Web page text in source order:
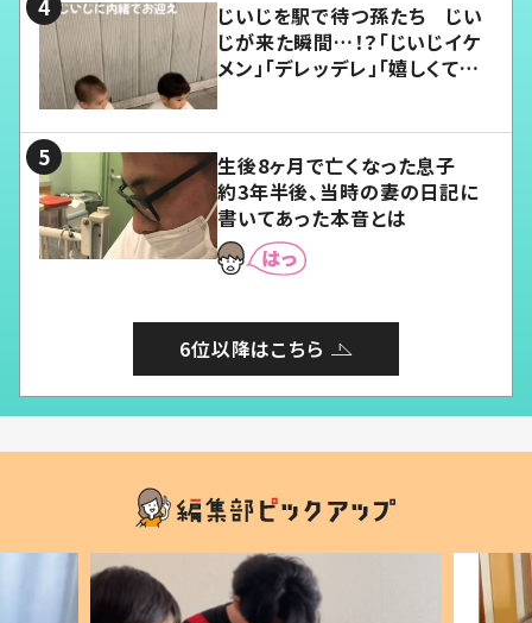
じいじを駅で待つ孫たち じい
じが来た瞬間…！？「じいじイケ
メン」「デレッデレ」「嬉しくて可
生後8ヶ月で亡くなった息子
約3年半後、当時の妻の日記に
書いてあった本音とは
6位以降はこちら